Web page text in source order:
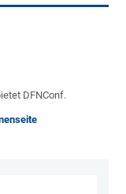
DFNConf.